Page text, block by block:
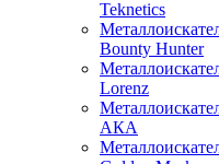
Teknetics
Bounty Hunter
Lorenz
АКА